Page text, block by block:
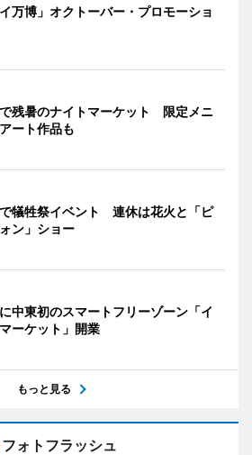
イ万博」オクトーバー・プロモーショ
で残暑のナイトマーケット 限定メニ
ート作品も
で犠牲祭イベント 連休は花火と「ピ
ン」ショー
中東初のスマートフリーゾーン「イ
ーケット」開業
もっと見る
フォトフラッシュ